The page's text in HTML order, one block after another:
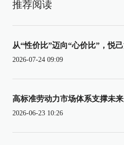
推荐阅读
从“性价比”迈向“心价比”，悦
2026-07-24 09:09
高标准劳动力市场体系支撑未
2026-06-23 10:26